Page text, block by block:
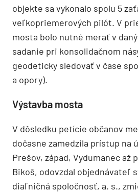
objekte sa vykonalo spolu 5
veľkopriemerových pilót. V
mosta bolo nutné merať v
sadanie pri konsolidačnom
geodeticky sledovať v čase
a opory).
Výstavba mosta
V dôsledku petície občanov
dočasne zamedzila prístup na
Prešov, západ, Vydumanec až
Bikoš, odovzdal objednávateľ
diaľničná spoločnosť, a. s.,